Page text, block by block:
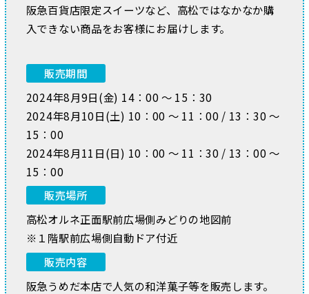
阪急百貨店限定スイーツなど、高松ではなかなか購
入できない商品をお客様にお届けします。
販売期間
2024年8月9日(金) 14：00 ～ 15：30
2024年8月10日(土) 10：00 ～ 11：00 / 13：30 ～
15：00
2024年8月11日(日) 10：00 ～ 11：30 / 13：00 ～
15：00
販売場所
高松オルネ正面駅前広場側みどりの地図前
※１階駅前広場側自動ドア付近
販売内容
阪急うめだ本店で人気の和洋菓子等を販売します。